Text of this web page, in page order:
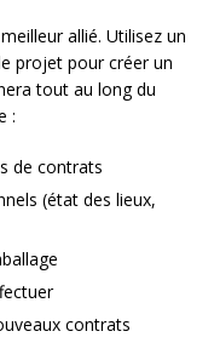
allié. Utilisez un
projet pour créer un
tout au long du
:
de contrats
(état des lieux,
contrats